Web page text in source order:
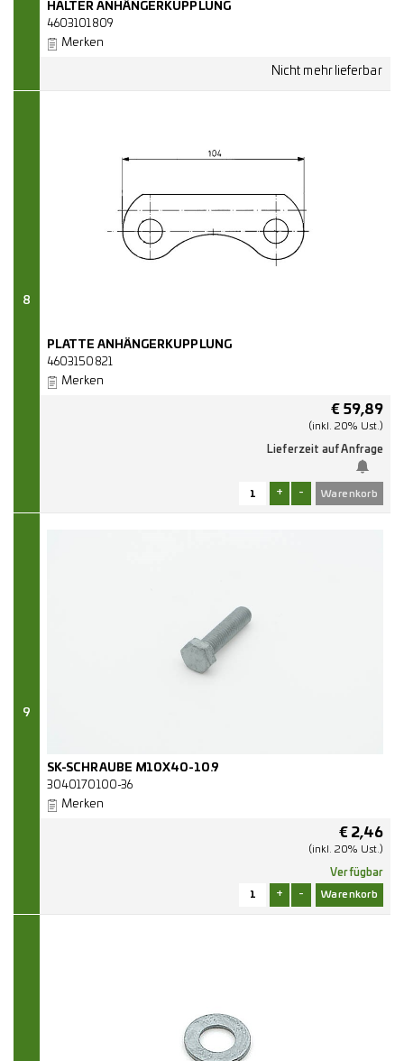
HALTER ANHÄNGERKUPPLUNG
4603101809
Merken
8
PLATTE ANHÄNGERKUPPLUNG
4603150821
Merken
€ 59,89
(inkl. 20% Ust.)
Lieferzeit auf Anfrage
+ -
9
SK-SCHRAUBE M10X40-10.9
3040170100-36
Merken
€2,46
(inkl. 20% Ust.)
Verfügbar
+ -